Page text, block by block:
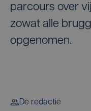
parcours over
zowat alle
opgenomen.
De redactie